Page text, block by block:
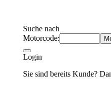
Suche nach
Motorcode:
Login
Sie sind bereits Kunde?